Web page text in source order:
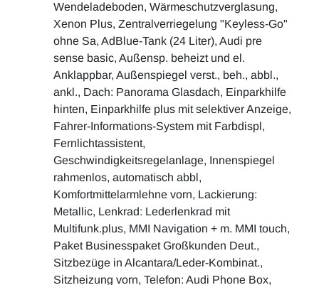
Wendeladeboden, Wärmeschutzverglasung,
Xenon Plus, Zentralverriegelung "Keyless-Go"
ohne Sa, AdBlue-Tank (24 Liter), Audi pre
sense basic, Außensp. beheizt und el.
Anklappbar, Außenspiegel verst., beh., abbl.,
ankl., Dach: Panorama Glasdach, Einparkhilfe
hinten, Einparkhilfe plus mit selektiver Anzeige,
Fahrer-Informations-System mit Farbdispl,
Fernlichtassistent,
Geschwindigkeitsregelanlage, Innenspiegel
rahmenlos, automatisch abbl,
Komfortmittelarmlehne vorn, Lackierung:
Metallic, Lenkrad: Lederlenkrad mit
Multifunk.plus, MMI Navigation + m. MMI touch,
Paket Businesspaket Großkunden Deut.,
Sitzbezüge in Alcantara/Leder-Kombinat.,
Sitzheizung vorn, Telefon: Audi Phone Box,